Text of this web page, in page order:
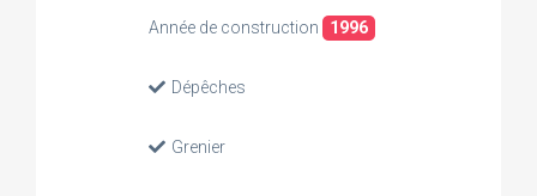
Année de construction 1996
Dépêches
Grenier